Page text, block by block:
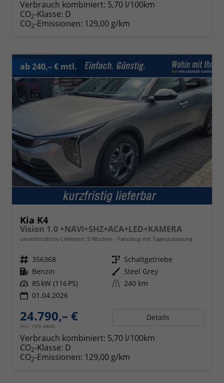
Verbrauch kombiniert: 5,70 l/100km
CO2-Klasse: D
CO2-Emissionen: 129,00 g/km
ab 240,– € mtl.
Kia K4
Vision 1.0 +NAVI+SHZ+ACA+LED+KAMERA
unverbindliche Lieferzeit: 5 Wochen Fahrzeug mit Tageszulassung
Fahrzeugnr. 356368 Getriebe Schaltgetriebe
Kraftstoff Benzin Außenfarbe Steel Grey
Leistung 85 kW (116 PS) Kilometerstand 240 km
01.04.2026
24.790,– €
incl. 19% MwSt.
Details
Verbrauch kombiniert: 5,70 l/100km
CO2-Klasse: D
CO2-Emissionen: 129,00 g/km